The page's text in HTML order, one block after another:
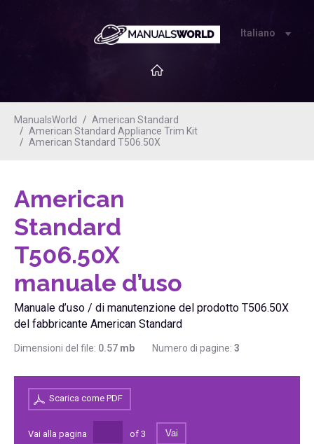
Italiano
ManualsWorld
American Standard
American Standard Appliance Trim Kit
American Standard T506.50X
American
Standard
T506.50X
manuale d’uso
Manuale d’uso / di manutenzione del prodotto T506.50X
del fabbricante American Standard
Dimensioni del file: 0.57 mb Numero di pagine: 3
Scarica come PDF
Vai alla pagina of 3 Vai